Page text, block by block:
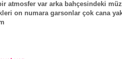
atmosfer var arka bahçesindeki
on numara garsonlar çok cana